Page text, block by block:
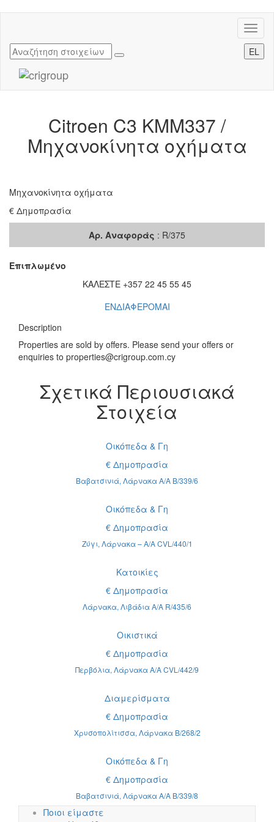
EL
Citroen C3 KMM337 /
Μηχανοκίνητα οχήματα
Μηχανοκίνητα οχήματα
€ Δημοπρασία
Αρ. Αναφοράς : R/375
Επιπλωμένο
ΚΑΛΕΣΤΕ +357 22 45 55 45
ΕΝΔΙΑΦΕΡΟΜΑΙ
Description
Properties are sold by offers. Please send your offers or
enquiries to properties@crigroup.com.cy
Σχετικά Περιουσιακά
Στοιχεία
Οικόπεδα & Γη
€ Δημοπρασία
Βαβατσινιά, Λάρνακα Α/Α B/339/6
Οικόπεδα & Γη
€ Δημοπρασία
Ζύγι, Λάρνακα – Α/Α CVL/440/1
Κατοικίες
€ Δημοπρασία
Λάρνακα, Λιβάδια Α/Α R/435/6
Οικιστικά
€ Δημοπρασία
Περβόλια, Λάρνακα Α/Α CVL/442/9
Διαμερίσματα
€ Δημοπρασία
Χρυσοπολίτισσα, Λάρνακα B/268/2
Οικόπεδα & Γη
€ Δημοπρασία
Βαβατσινιά, Λάρνακα Α/Α B/339/8
Ποιοι είμαστε